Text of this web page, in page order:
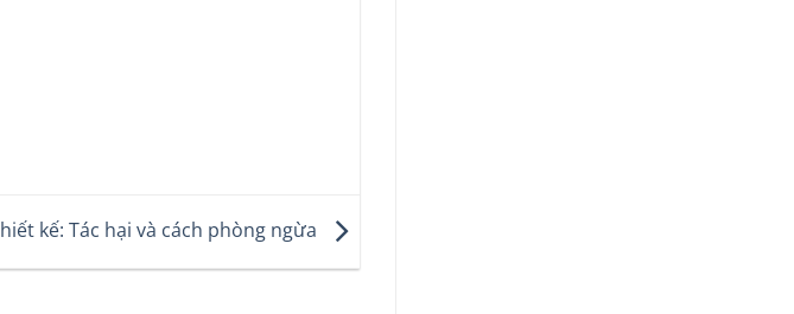
kế: Tác hại và cách phòng ngừa